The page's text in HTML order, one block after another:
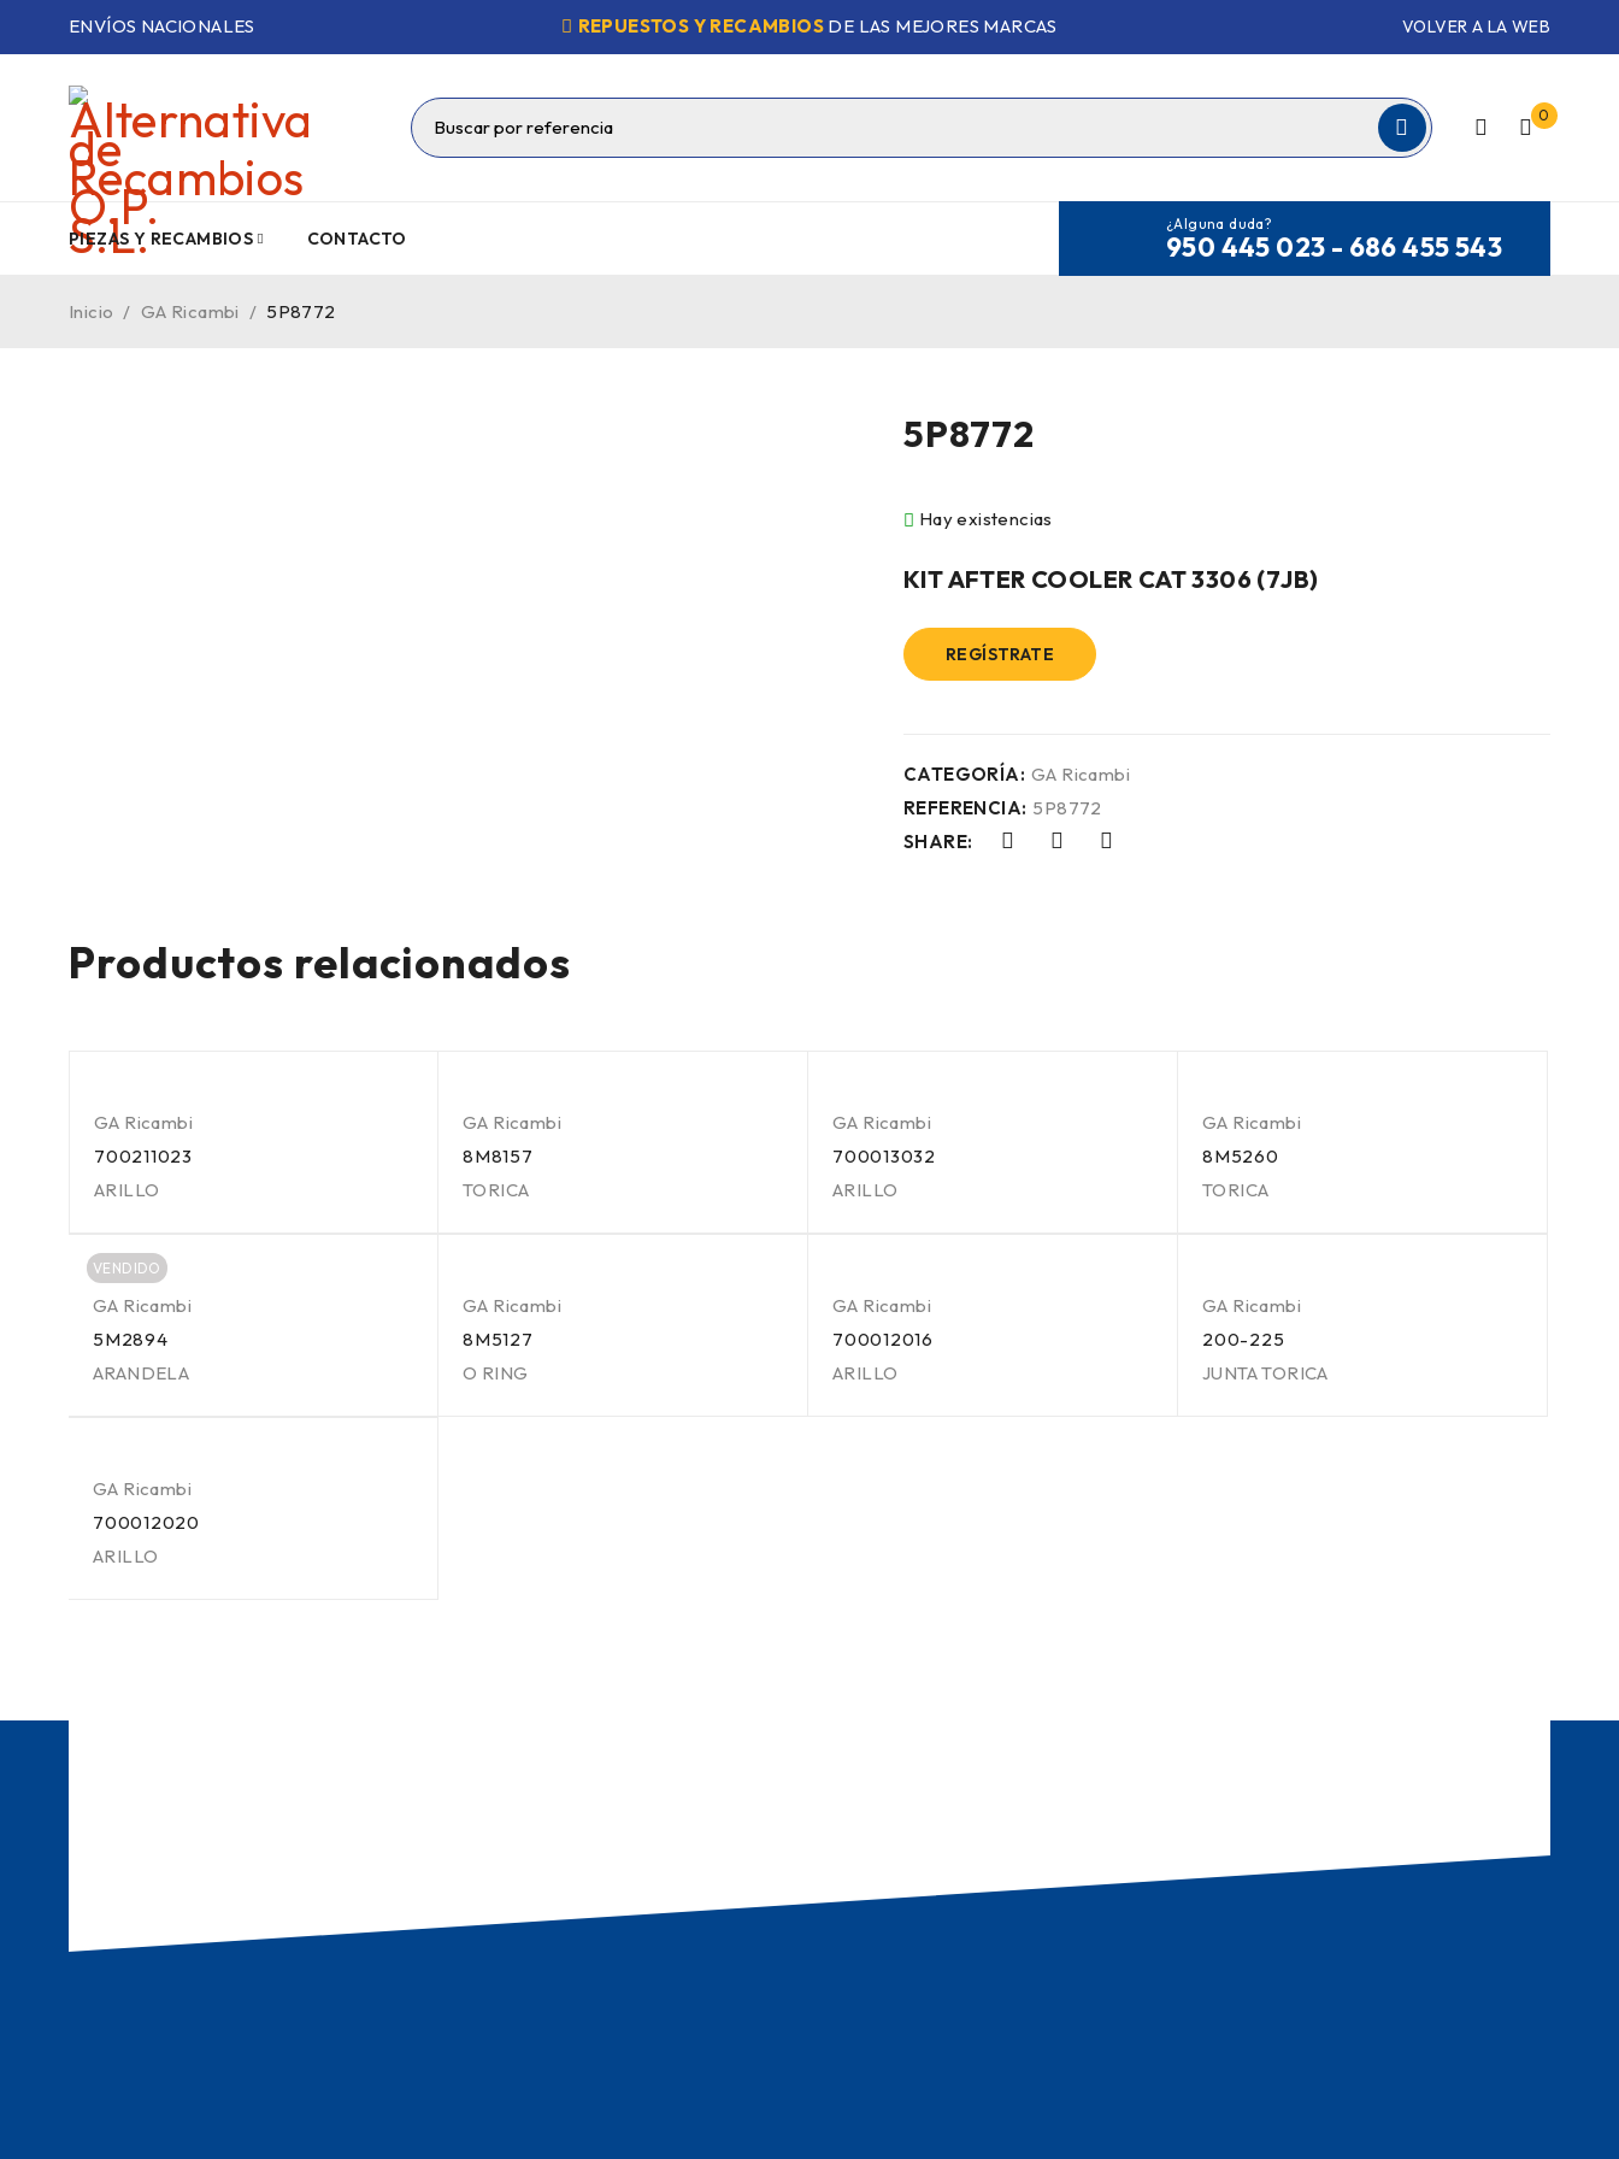
ENVÍOS NACIONALES REPUESTOS Y RECAMBIOS DE LAS MEJORES MARCAS VOLVER A LA WEB
0
PIEZAS Y RECAMBIOS CONTACTO
¿Alguna duda?
950 445 023 - 686 455 543
Inicio / GA Ricambi / 5P8772
5P8772
Hay existencias
KIT AFTER COOLER CAT 3306 (7JB)
REGÍSTRATE
CATEGORÍA: GA Ricambi
REFERENCIA: 5P8772
SHARE:
Productos relacionados
GA Ricambi
700211023
ARILLO
GA Ricambi
8M8157
TORICA
GA Ricambi
700013032
ARILLO
GA Ricambi
8M5260
TORICA
VENDIDO
GA Ricambi
5M2894
ARANDELA
GA Ricambi
8M5127
O RING
GA Ricambi
700012016
ARILLO
GA Ricambi
200-225
JUNTA TORICA
GA Ricambi
700012020
ARILLO